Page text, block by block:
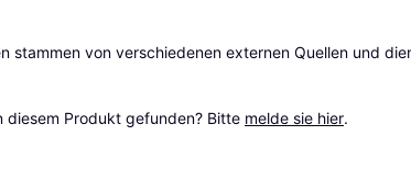
stammen von verschiedenen externen Quellen und
diesem Produkt gefunden? Bitte melde sie hier.